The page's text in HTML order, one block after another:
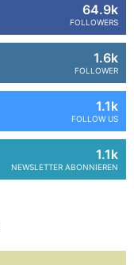
64.9k
FOLLOWERS
1.6k
FOLLOWER
1.1k
FOLLOW US
1.1k
NEWSLETTER ABONNIEREN